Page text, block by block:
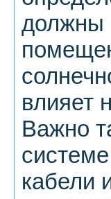
должны
влияет
Важно
кабели